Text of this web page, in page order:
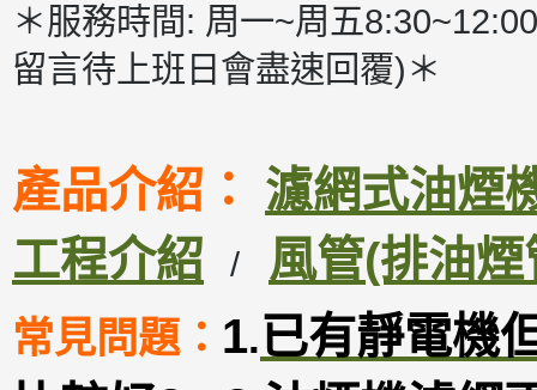
＊服務時間: 周一~周五
留言待上班日會盡速回覆)＊
產品介紹： 濾網式油煙
工程介紹
/ 風管(排油煙
常見問題： 1.已有靜電機